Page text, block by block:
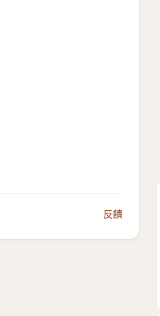
反饋